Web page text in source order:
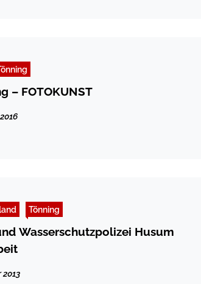
– FOTOKUNST
Tönning
Wasserschutzpolizei Husum